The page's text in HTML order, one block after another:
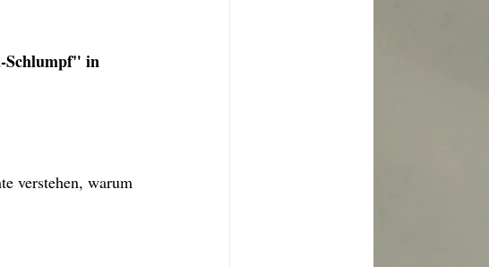
Schlumpf" in
verstehen, warum